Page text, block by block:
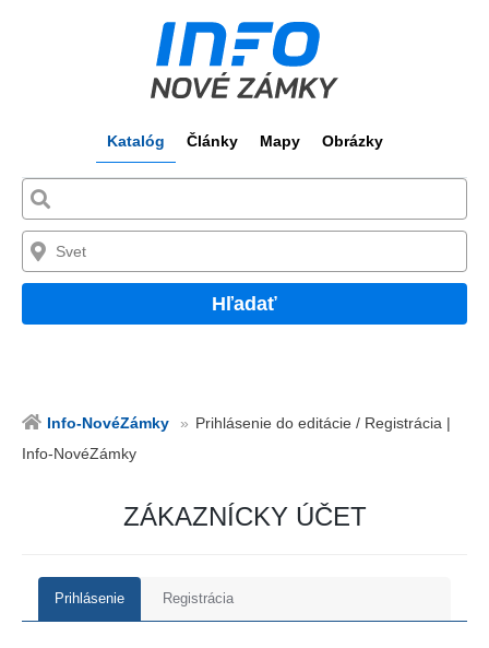
Katalóg Články Mapy Obrázky
Hľadať
Info-NovéZámky
Prihlásenie do editácie / Registrácia |
Info-NovéZámky
ZÁKAZNÍCKY ÚČET
Prihlásenie Registrácia